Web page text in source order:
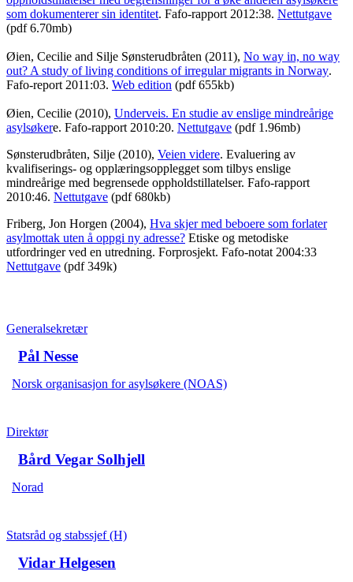
som dokumenterer sin identitet. Fafo-rapport 2012:38. Nettutgave
(pdf 6.70mb)
Øien, Cecilie and Silje Sønsterudbråten (2011), No way in, no way
out? A study of living conditions of irregular migrants in Norway.
Fafo-report 2011:03. Web edition (pdf 655kb)
Øien, Cecilie (2010), Underveis. En studie av enslige mindreårige
asylsøkere. Fafo-rapport 2010:20. Nettutgave (pdf 1.96mb)
Sønsterudbråten, Silje (2010), Veien videre. Evaluering av
kvalifiserings- og opplæringsopplegget som tilbys enslige
mindreårige med begrensede oppholdstillatelser. Fafo-rapport
2010:46. Nettutgave (pdf 680kb)
Friberg, Jon Horgen (2004), Hva skjer med beboere som forlater
asylmottak uten å oppgi ny adresse? Etiske og metodiske
utfordringer ved en utredning. Forprosjekt. Fafo-notat 2004:33
Nettutgave (pdf 349k)
Generalsekretær
Pål Nesse
Norsk organisasjon for asylsøkere (NOAS)
Direktør
Bård Vegar Solhjell
Norad
Statsråd og stabssjef (H)
Vidar Helgesen